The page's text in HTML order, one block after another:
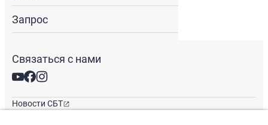
Запрос
Связаться с нами
Новости СБТ